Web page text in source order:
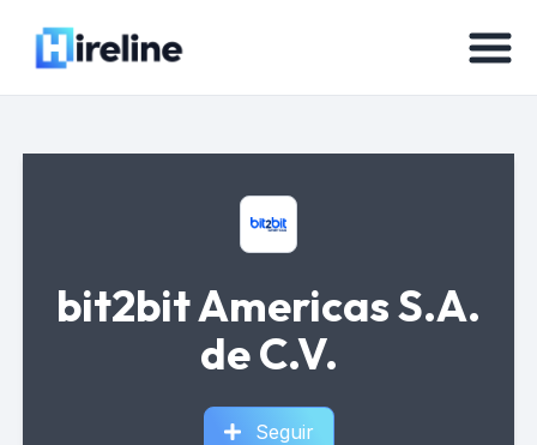
bit2bit Americas S.A.
de C.V.
Seguir